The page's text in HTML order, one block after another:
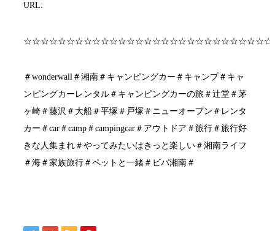
URL:
＃wonderwall＃湘南＃キャンピングカー＃キャンプ＃キャ
ンピングカーレンタル＃キャンピングカーの旅＃辻堂＃茅
ヶ崎＃藤沢＃大船＃平塚＃戸塚＃ニューオープン＃レンタ
カー＃car＃camp＃campingcar＃アウトドア＃旅行＃旅行好
きな人集まれ＃やってみたいはきっと楽しい＃湘南ライフ
＃海＃家族旅行＃ペットと一緒＃ビバ湘南＃